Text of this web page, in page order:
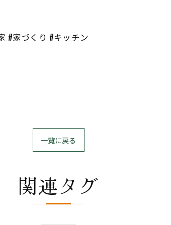
#家づくり #キッチン
一覧に戻る
関連タグ